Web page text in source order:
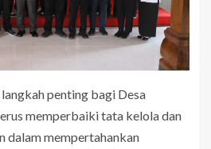
penting bagi Desa
memperbaiki tata kelola dan
dalam mempertahankan